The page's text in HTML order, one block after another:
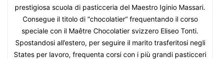
prestigiosa scuola di pasticceria del Maestro Iginio Massari.
Consegue il titolo di “chocolatier” frequentando il corso
speciale con il Maêtre Chocolatier svizzero Eliseo Tonti.
Spostandosi all’estero, per seguire il marito trasferitosi negli
States per lavoro, frequenta corsi con i più grandi pasticceri